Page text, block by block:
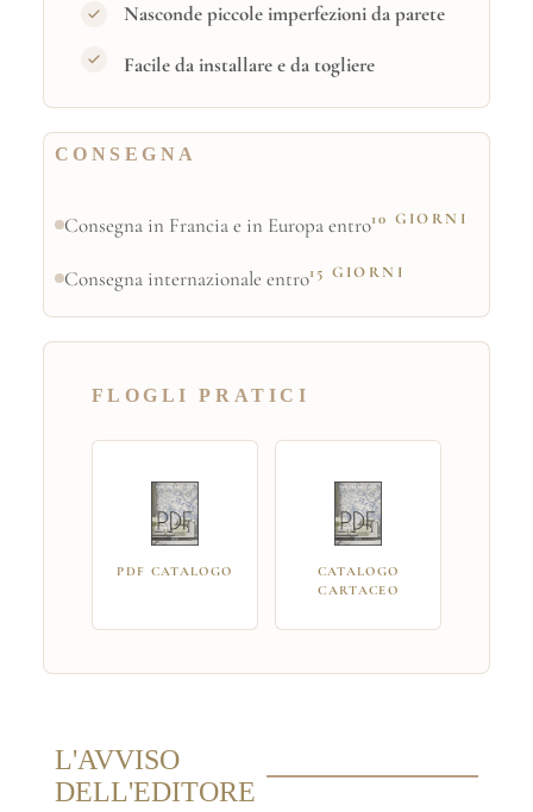
Nasconde piccole imperfezioni da parete
Facile da installare e da togliere
CONSEGNA
Consegna in Francia e in Europa entro10 GIORNI
Consegna internazionale entro15 GIORNI
FLOGLI PRATICI
PDF CATALOGO
CATALOGO
CARTACEO
L'AVVISO
DELL'EDITORE